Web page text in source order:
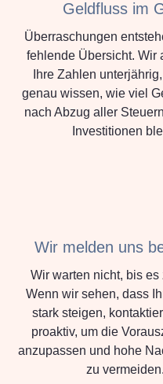
Geldfluss im
Überraschungen
fehlende Übersicht. Wir
Ihre Zahlen
genau wissen, wie viel
nach Abzug aller
Investitionen
Wir melden uns
Wir warten nicht, bis es
Wenn wir sehen, dass
stark steigen,
proaktiv, um die
anzupassen und hohe
zu vermeiden.